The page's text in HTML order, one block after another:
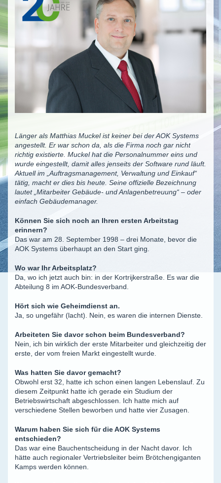
Länger als Matthias Muckel ist keiner bei der AOK Systems
angestellt. Er war schon da, als die Firma noch gar nicht
richtig existierte. Muckel hat die Personalnummer eins und
wurde eingestellt, damit alles jenseits der Software rund läuft.
Aktuell im „Auftragsmanagement, Verwaltung und Einkauf“
tätig, macht er dies bis heute. Seine offizielle Bezeichnung
lautet „Mitarbeiter Gebäude- und Anlagenbetreuung“ – oder
einfach Gebäudemanager.
Können Sie sich noch an Ihren ersten Arbeitstag
erinnern?
Das war am 28. September 1998 – drei Monate, bevor die
AOK Systems überhaupt an den Start ging.
Wo war Ihr Arbeitsplatz?
Da, wo ich jetzt auch bin: in der Kortrijkerstraße. Es war die
Abteilung 8 im AOK-Bundesverband.
Hört sich wie Geheimdienst an.
Ja, so ungefähr (lacht). Nein, es waren die internen Dienste.
Arbeiteten Sie davor schon beim Bundesverband?
Nein, ich bin wirklich der erste Mitarbeiter und gleichzeitig der
erste, der vom freien Markt eingestellt wurde.
Was hatten Sie davor gemacht?
Obwohl erst 32, hatte ich schon einen langen Lebenslauf. Zu
diesem Zeitpunkt hatte ich gerade ein Studium der
Betriebswirtschaft abgeschlossen. Ich hatte mich auf
verschiedene Stellen beworben und hatte vier Zusagen.
Warum haben Sie sich für die AOK Systems
entschieden?
Das war eine Bauchentscheidung in der Nacht davor. Ich
hätte auch regionaler Vertriebsleiter beim Brötchengiganten
Kamps werden können.